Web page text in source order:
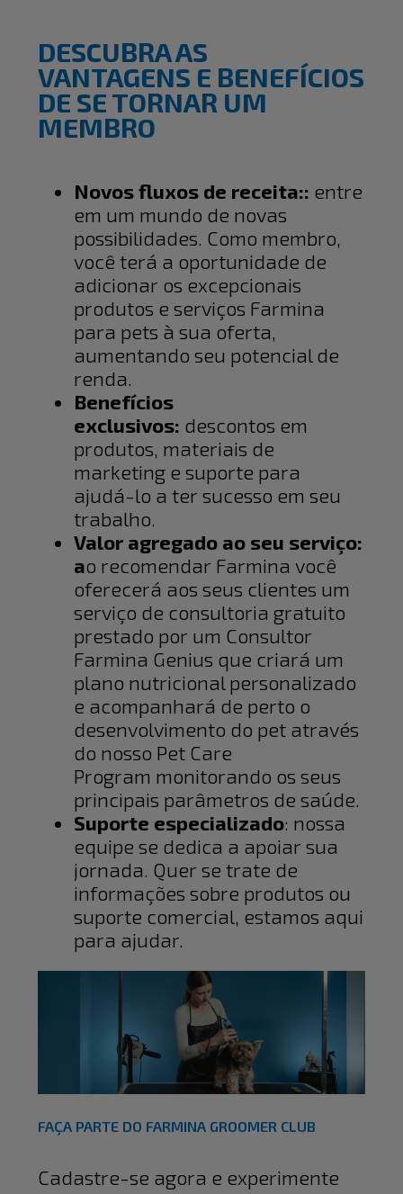
DESCUBRA AS
VANTAGENS E BENEFÍCIOS
DE SE TORNAR UM
MEMBRO
Novos fluxos de receita:: entre
em um mundo de novas
possibilidades. Como membro,
você terá a oportunidade de
adicionar os excepcionais
produtos e serviços Farmina
para pets à sua oferta,
aumentando seu potencial de
renda.
Benefícios
exclusivos: descontos em
produtos, materiais de
marketing e suporte para
ajudá-lo a ter sucesso em seu
trabalho.
Valor agregado ao seu serviço:
ao recomendar Farmina você
oferecerá aos seus clientes um
serviço de consultoria gratuito
prestado por um Consultor
Farmina Genius que criará um
plano nutricional personalizado
e acompanhará de perto o
desenvolvimento do pet através
do nosso Pet Care
Program monitorando os seus
principais parâmetros de saúde.
Suporte especializado: nossa
equipe se dedica a apoiar sua
jornada. Quer se trate de
informações sobre produtos ou
suporte comercial, estamos aqui
para ajudar.
FAÇA PARTE DO FARMINA GROOMER CLUB
Cadastre-se agora e experimente